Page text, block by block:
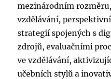
mezinárodním
vzdělávání,
strategií spojených s
zdrojů, evaluačními
ve vzdělávání,
učebních stylů a